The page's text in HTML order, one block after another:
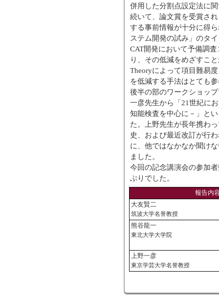
併用した分割点設定法に
続いて、論文賞を受賞さ
する事前情報が十分に得
ステム開発の試み」のタ
CAT開発において予備調
り、その低減をめざすこ
Theoryによって項目難易
を低減する手法はとても
後半の部のワークショッ
一彦先生から「21世紀に
知能検査を中心に－」と
た。上野先生が長年携わ
史、および最近改訂が行
に、他ではなかなか聞け
ました。
今回の記念講演会の参加
ぶりでした。
報告内
大友賢二
筑波大学名誉教授
熊谷龍一
東北大学大学院
上野一彦
東京学芸大学名誉教授